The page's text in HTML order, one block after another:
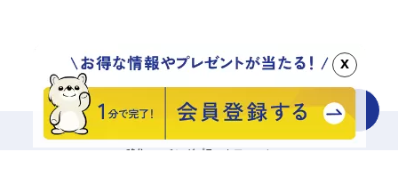
移住マッチングプラットフォーム
x